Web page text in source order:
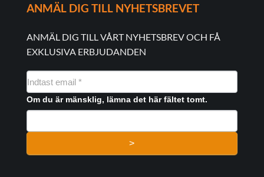
ANMÄL DIG TILL NYHETSBREVET
ANMÄL DIG TILL VÅRT NYHETSBREV OCH FÅ
EXKLUSIVA ERBJUDANDEN
NYHEDSMAIL
FORMULAR
Om du är mänsklig, lämna det här fältet tomt.
>